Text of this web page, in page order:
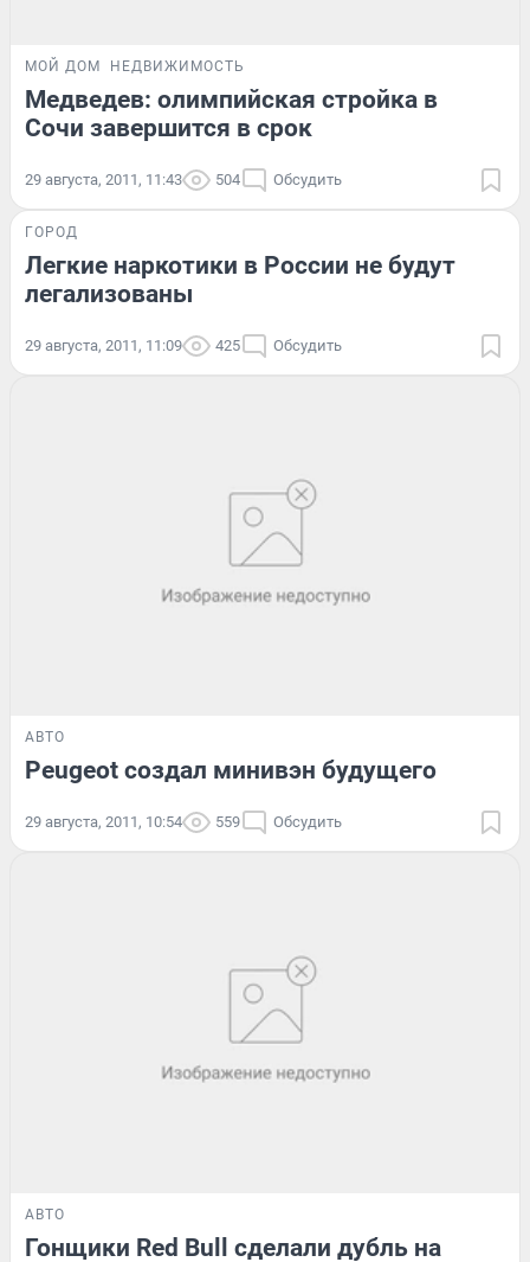
МОЙ ДОМ НЕДВИЖИМОСТЬ
Медведев: олимпийская стройка в
Сочи завершится в срок
29 августа, 2011, 11:43 504 Обсудить
ГОРОД
Легкие наркотики в России не будут
легализованы
29 августа, 2011, 11:09 425 Обсудить
АВТО
Peugeot создал минивэн будущего
29 августа, 2011, 10:54 559 Обсудить
АВТО
Гонщики Red Bull сделали дубль на